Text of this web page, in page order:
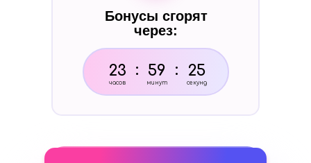
Бонусы сгорят
через:
23
часов
: 59
минут
: 24
секунд